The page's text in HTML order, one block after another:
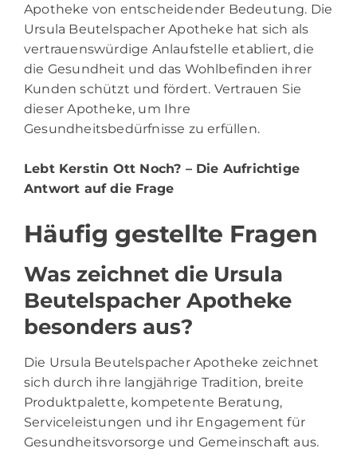
Apotheke von entscheidender Bedeutung. Die
Ursula Beutelspacher Apotheke hat sich als
vertrauenswürdige Anlaufstelle etabliert, die
die Gesundheit und das Wohlbefinden ihrer
Kunden schützt und fördert. Vertrauen Sie
dieser Apotheke, um Ihre
Gesundheitsbedürfnisse zu erfüllen.
Lebt Kerstin Ott Noch? – Die Aufrichtige
Antwort auf die Frage
Häufig gestellte Fragen
Was zeichnet die Ursula
Beutelspacher Apotheke
besonders aus?
Die Ursula Beutelspacher Apotheke zeichnet
sich durch ihre langjährige Tradition, breite
Produktpalette, kompetente Beratung,
Serviceleistungen und ihr Engagement für
Gesundheitsvorsorge und Gemeinschaft aus.